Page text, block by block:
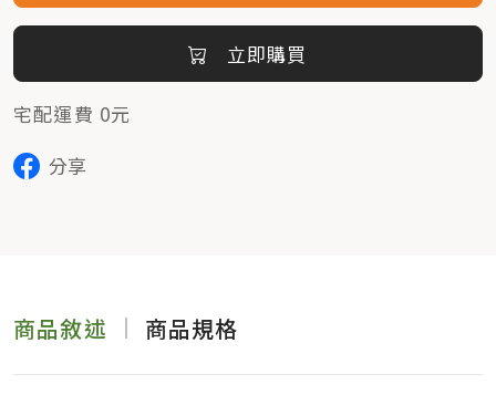
立即購買
宅配運費 0元
分享
商品敘述 商品規格